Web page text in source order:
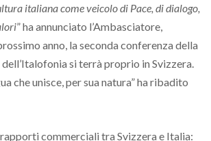
italiana come veicolo di Pace, di dialogo,
” ha annunciato l’Ambasciatore,
anno, la seconda conferenza della
si terrà proprio in Svizzera.
che unisce, per sua natura” ha ribadito
rapporti commerciali tra Svizzera e Italia: